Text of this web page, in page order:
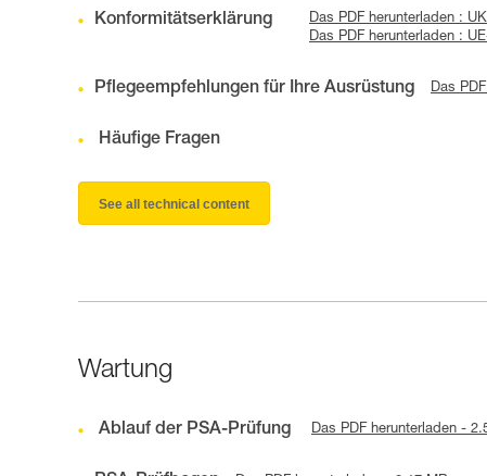
Konformitätserklärung
Das PDF herunterladen :
Das PDF herunterladen :
Pflegeempfehlungen für Ihre Ausrüstung Das
Häufige Fragen
See all technical content
Wartung
Ablauf der PSA-Prüfung Das PDF herunterladen -